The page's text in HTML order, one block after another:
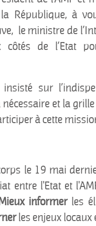
République, à
le ministre de
de l’Etat
insisté sur
et la
à cette
le 19 mai
entre l'Etat et
informerles
les enjeux locaux